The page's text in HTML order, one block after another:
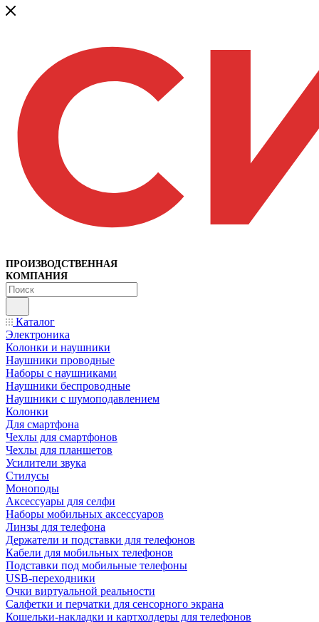
ПРОИЗВОДСТВЕННАЯ
КОМПАНИЯ
Каталог
Электроника
Колонки и наушники
Наушники проводные
Наборы с наушниками
Наушники беспроводные
Наушники с шумоподавлением
Колонки
Для смартфона
Чехлы для смартфонов
Чехлы для планшетов
Усилители звука
Стилусы
Моноподы
Аксессуары для селфи
Наборы мобильных аксессуаров
Линзы для телефона
Держатели и подставки для телефонов
Кабели для мобильных телефонов
Подставки под мобильные телефоны
USB-переходники
Очки виртуальной реальности
Салфетки и перчатки для сенсорного экрана
Кошельки-накладки и картхолдеры для телефонов